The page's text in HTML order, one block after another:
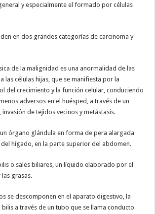
y especialmente el formado por células
en dos grandes categorías de carcinoma y
de la malignidad es una anormalidad de las
las células hijas, que se manifiesta por la
del crecimiento y la función celular, conduciendo
adversos en el huésped, a través de un
de tejidos vecinos y metástasis.
órgano glándula en forma de pera alargada
hígado, en la parte superior del abdomen.
o sales biliares, un líquido elaborado por el
grasas.
se descomponen en el aparato digestivo, la
a través de un tubo que se llama conducto